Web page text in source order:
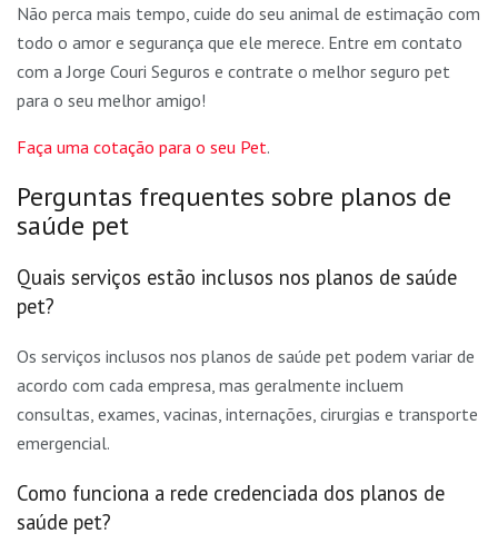
Não perca mais tempo, cuide do seu animal de estimação com
todo o amor e segurança que ele merece. Entre em contato
com a Jorge Couri Seguros e contrate o melhor seguro pet
para o seu melhor amigo!
Faça uma cotação para o seu Pet.
Perguntas frequentes sobre planos de
saúde pet
Quais serviços estão inclusos nos planos de saúde
pet?
Os serviços inclusos nos planos de saúde pet podem variar de
acordo com cada empresa, mas geralmente incluem
consultas, exames, vacinas, internações, cirurgias e transporte
emergencial.
Como funciona a rede credenciada dos planos de
saúde pet?